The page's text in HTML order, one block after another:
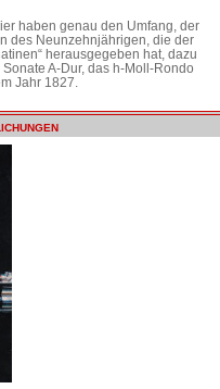
haben genau den Umfang, der
des Neunzehnjährigen, die der
herausgegeben hat, dazu
A-Dur, das h-Moll-Rondo
Jahr 1827.